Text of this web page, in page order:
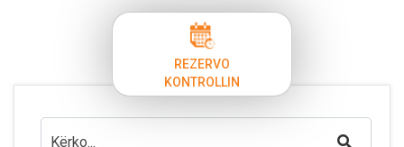
REZERVO
KONTROLLIN